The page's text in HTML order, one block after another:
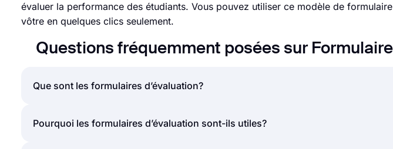
évaluer la performance des étudiants. Vous pouvez utiliser ce modèle de
vôtre en quelques clics seulement.
Questions fréquemment posées sur
Que sont les formulaires d’évaluation?
Un formulaire d'évaluation est un document qui pose une série de questions
Pourquoi les formulaires d’évaluation sont-ils utiles?